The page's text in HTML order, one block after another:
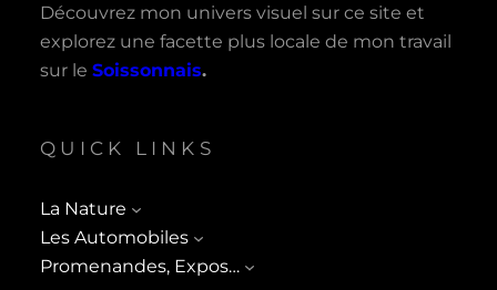
Découvrez mon univers visuel sur ce site et
explorez une facette plus locale de mon travail
sur le Soissonnais.
QUICK LINKS
La Nature
Les Automobiles
Promenandes, Expos…